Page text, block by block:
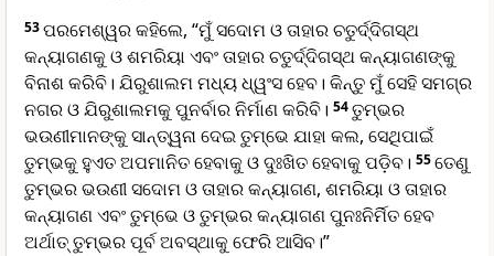
53ପରମେଶ୍ୱର କହିଲେ, “ମୁଁ ସଦୋମ ଓ ତାହାର ଚତୁର୍ଦ୍ଦିଗସ୍ଥ
କନ୍ୟାଗଣକୁ ଓ ଶମରିୟା ଏବଂ ତାହାର ଚତୁର୍ଦ୍ଦିଗସ୍ଥ କନ୍ୟାଗଣଙ୍କୁ
ବିନାଶ କରିବି। ଯିରୁଶାଲମ ମଧ୍ୟ ଧ୍ୱଂସ ହେବ। କିନ୍ତୁ ମୁଁ ସେହି ସମଗ୍ର
ନଗର ଓ ଯିରୁଶାଲମକୁ ପୁନର୍ବାର ନିର୍ମାଣ କରିବି। 54ତୁମ୍ଭର
ଭଉଣୀମାନଙ୍କୁ ସାନ୍ତ୍ୱନା ଦେଇ ତୁମ୍ଭେ ଯାହା କଲ, ସେଥିପାଇଁ
ତୁମ୍ଭକୁ ହୁଏତ ଅପମାନିତ ହେବାକୁ ଓ ଦୁଃଖିତ ହେବାକୁ ପଡ଼ିବ। 55ତେଣୁ
ତୁମ୍ଭର ଭଉଣୀ ସଦୋମ ଓ ତାହାର କନ୍ୟାଗଣ, ଶମରିୟା ଓ ତାହାର
କନ୍ୟାଗଣ ଏବଂ ତୁମ୍ଭେ ଓ ତୁମ୍ଭର କନ୍ୟାଗଣ ପୁନଃନିର୍ମିତ ହେବ
ଅର୍ଥାତ୍ ତୁମ୍ଭର ପୂର୍ବ ଅବସ୍ଥାକୁ ଫେରି ଆସିବ।”